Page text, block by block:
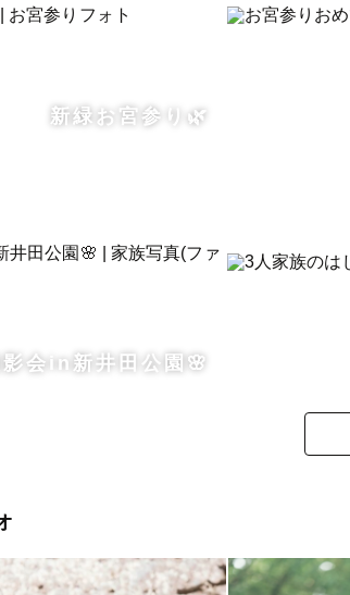
新緑お宮参り🌿
影会in新井田公園🌸